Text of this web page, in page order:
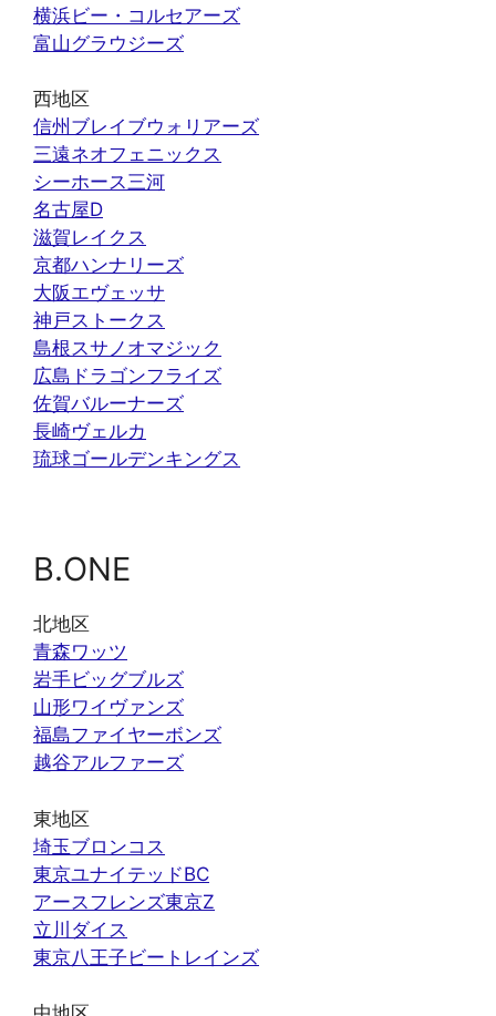
横浜ビー・コルセアーズ
富山グラウジーズ
西地区
信州ブレイブウォリアーズ
三遠ネオフェニックス
シーホース三河
名古屋D
滋賀レイクス
京都ハンナリーズ
大阪エヴェッサ
神戸ストークス
島根スサノオマジック
広島ドラゴンフライズ
佐賀バルーナーズ
長崎ヴェルカ
琉球ゴールデンキングス
B.ONE
北地区
青森ワッツ
岩手ビッグブルズ
山形ワイヴァンズ
福島ファイヤーボンズ
越谷アルファーズ
東地区
埼玉ブロンコス
東京ユナイテッドBC
アースフレンズ東京Z
立川ダイス
東京八王子ビートレインズ